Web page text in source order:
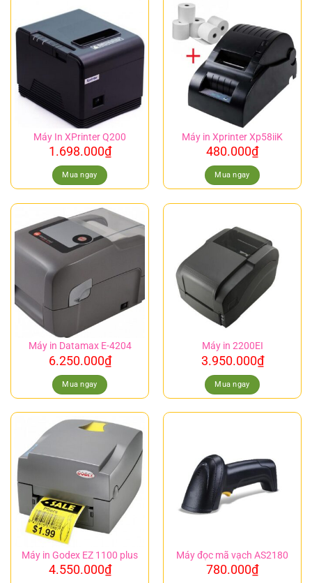
Máy In XPrinter Q200
1.698.000₫
Mua ngay
Máy in Xprinter Xp58iiK
480.000₫
Mua ngay
Máy in Datamax E-4204
6.250.000₫
Mua ngay
Máy in 2200EI
3.950.000₫
Mua ngay
Máy in Godex EZ 1100 plus
4.550.000₫
Máy đọc mã vạch AS2180
780.000₫